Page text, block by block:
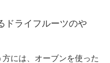
ドライフルーツのや
には、オーブンを使った